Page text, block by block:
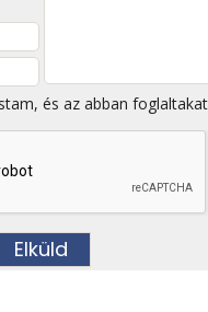
és az abban